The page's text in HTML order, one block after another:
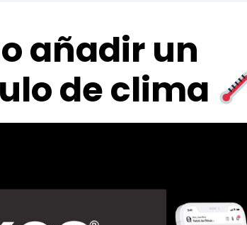
añadir un
de clima